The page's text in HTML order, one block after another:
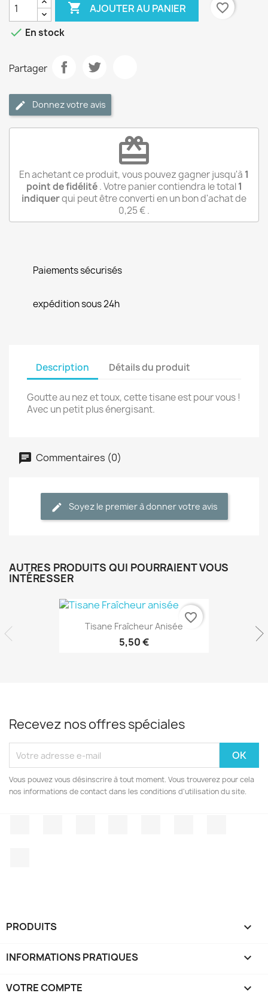
 AJOUTER AU PANIER
favorite_border
 En stock
Partager
Donnez votre avis
redeem
En achetant ce produit, vous pouvez gagner jusqu'à 1
point de fidélité. Votre panier contiendra le total1
indiquerqui peut être converti en un bon d'achat de
0,25 €.
Paiements sécurisés
expédition sous 24h
Description Détails du produit
Goutte au nez et toux, cette tisane est pour vous !
Avec un petit plus énergisant.
Commentaires (0)
Soyez le premier à donner votre avis
AUTRES PRODUITS QUI POURRAIENT VOUS
INTÉRESSER
Tisane Fraîcheur Anisée
5,50 €
favorite_border
Recevez nos offres spéciales
Vous pouvez vous désinscrire à tout moment. Vous trouverez pour cela
nos informations de contact dans les conditions d'utilisation du site.
PRODUITS 
INFORMATIONS PRATIQUES 
VOTRE COMPTE 